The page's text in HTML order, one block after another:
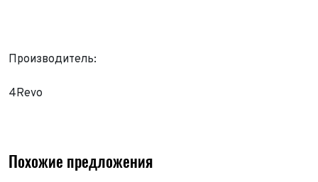
Производитель:
4Revo
Похожие предложения
Телефон*
ФИО*